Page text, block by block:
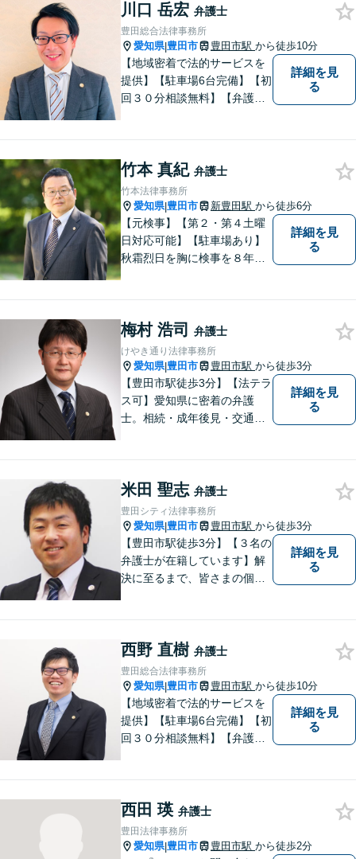
のご不安はご相談ください。
【法テラス利用可※ご利用要
件あり】
川口 岳宏 弁護士
豊田総合法律事務所
愛知県|豊田市 豊田市駅 から徒歩10分
【地域密着で法的サービスを
提供】【駐車場6台完備】【初
回３０分相談無料】【弁護士3
のお困りごとを迅速に解決い
たします。
詳細を見
る
竹本 真紀 弁護士
竹本法律事務所
愛知県|豊田市 新豊田駅 から徒歩6分
【元検事】【第２・第４土曜
日対応可能】【駐車場あり】
秋霜烈日を胸に検事を８年，
添い，「この地域」の方々の
悩みに対して一緒に解決を目
指したいと思います。お待ち
しております。
詳細を見
る
梅村 浩司 弁護士
けやき通り法律事務所
愛知県|豊田市 豊田市駅 から徒歩3分
【豊田市駅徒歩3分】【法テラ
ス可】愛知県に密着の弁護
士。相続・成年後見・交通事
談ください。【駐車場あり】
詳細を見
る
米田 聖志 弁護士
豊田シティ法律事務所
愛知県|豊田市 豊田市駅 から徒歩3分
【豊田市駅徒歩3分】【３名の
弁護士が在籍しています】解
決に至るまで、皆さまの個別
続問題／刑事事件／企業法務
など幅広く対応。どうぞお気
軽にご相談ください。
詳細を見
る
西野 直樹 弁護士
豊田総合法律事務所
愛知県|豊田市 豊田市駅 から徒歩10分
【地域密着で法的サービスを
提供】【駐車場6台完備】【初
回３０分相談無料】【弁護士3
のお困りごとを迅速に解決い
たします。
詳細を見
る
西田 瑛 弁護士
豊田法律事務所
愛知県|豊田市 豊田市駅 から徒歩2分